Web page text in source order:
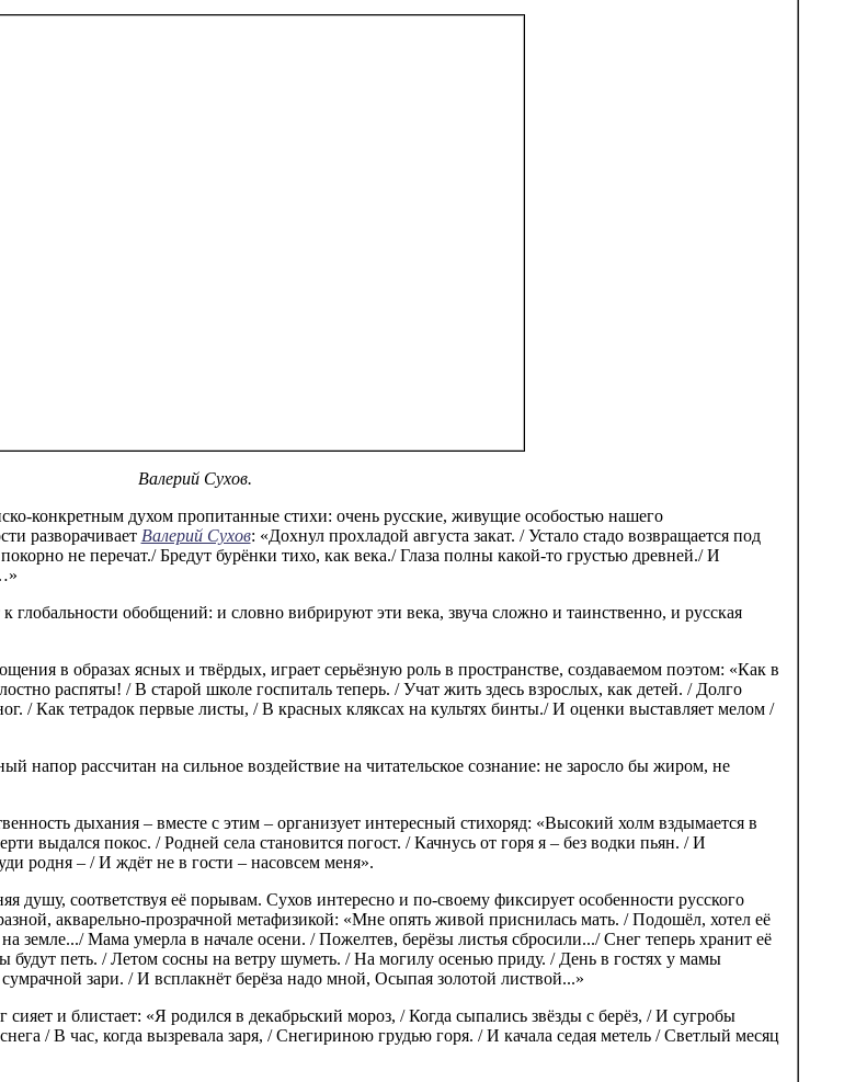
Валерий Сухов.
конкретным духом пропитанные стихи: очень русские, живущие особостью нашего
разворачивает Валерий Сухов: «Дохнул прохладой августа закат. / Устало стадо возвращается под
не перечат./ Бредут бурёнки тихо, как века./ Глаза полны какой-то грустью древней./ И
глобальности обобщений: и словно вибрируют эти века, звуча сложно и таинственно, и русская
в образах ясных и твёрдых, играет серьёзную роль в пространстве, создаваемом поэтом: «Как в
распяты! / В старой школе госпиталь теперь. / Учат жить здесь взрослых, как детей. / Долго
/ Как тетрадок первые листы, / В красных кляксах на культях бинты./ И оценки выставляет мелом /
напор рассчитан на сильное воздействие на читательское сознание: не заросло бы жиром, не
дыхания – вместе с этим – организует интересный стихоряд: «Высокий холм вздымается в
выдался покос. / Родней села становится погост. / Качнусь от горя я – без водки пьян. / И
родня – / И ждёт не в гости – насовсем меня».
душу, соответствуя её порывам. Сухов интересно и по-своему фиксирует особенности русского
акварельно-прозрачной метафизикой: «Мне опять живой приснилась мать. / Подошёл, хотел её
земле.../ Мама умерла в начале осени. / Пожелтев, берёзы листья сбросили.../ Снег теперь хранит её
петь. / Летом сосны на ветру шуметь. / На могилу осенью приду. / День в гостях у мамы
зари. / И всплакнёт берёза надо мной, Осыпая золотой листвой...»
и блистает: «Я родился в декабрьский мороз, / Когда сыпались звёзды с берёз, / И сугробы
/ В час, когда вызревала заря, / Снегириною грудью горя. / И качала седая метель / Светлый месяц